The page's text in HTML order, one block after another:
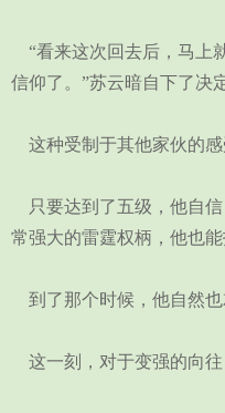
“看来这次回去后，马上
信仰了。”苏云暗自下了决
这种受制于其他家伙的感
只要达到了五级，他自
常强大的雷霆权柄，他也
到了那个时候，他自然
这一刻，对于变强的向往